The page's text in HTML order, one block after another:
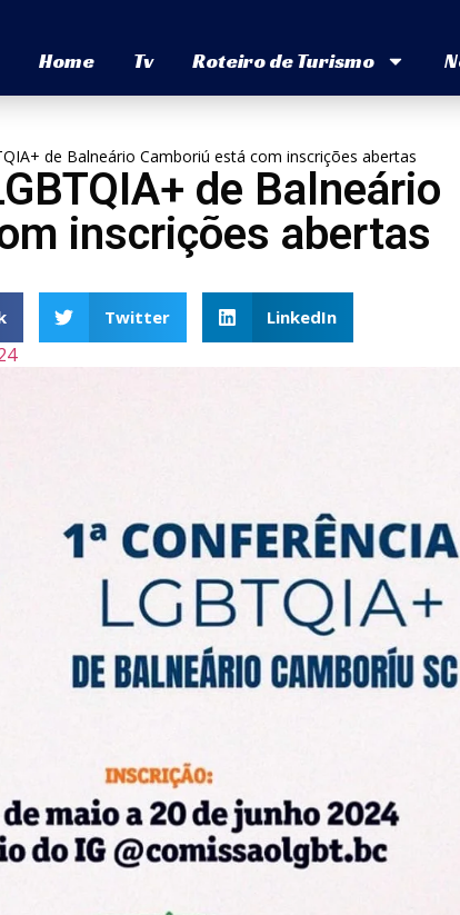
Home Tv Roteiro de Turismo
de Balneário Camboriú está com inscrições abertas
de Balneário
inscrições abertas
Twitter LinkedIn